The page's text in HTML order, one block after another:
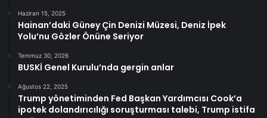
Haziran 15, 2025
Hainan’daki Güney Çin Denizi Müzesi, Deniz İpek
Yolu’nu Gözler Önüne Seriyor
Temmuz 30, 2026
BUSKİ Genel Kurulu’nda gergin anlar
Ağustos 22, 2025
Trump yönetiminden Fed Başkan Yardımcısı Cook’a
ipotek dolandırıcılığı soruşturması talebi, Trump istifa